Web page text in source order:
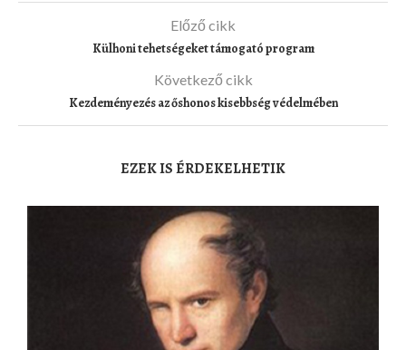
Előző cikk
Külhoni tehetségeket támogató program
Következő cikk
Kezdeményezés az őshonos kisebbség védelmében
EZEK IS ÉRDEKELHETIK